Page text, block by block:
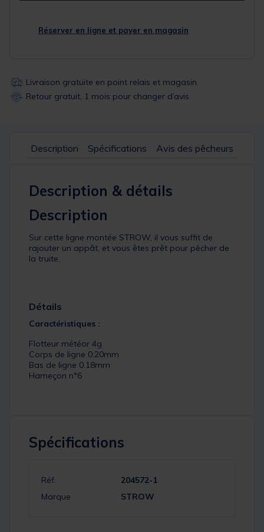
Réserver en ligne et payer en magasin
Livraison gratuite en point relais et magasin
Retour gratuit, 1 mois pour changer d’avis
Description Spécifications Avis des pêcheurs
Description & détails
Description
Sur cette ligne montée STROW, il vous suffit de
rajouter un appât, et vous êtes prêt pour pêcher de
la truite.
Détails
Caractéristiques :
Flotteur météor 4g
Corps de ligne 0.20mm
Bas de ligne 0.18mm
Hameçon n°6
Spécifications
Réf.
204572-1
Marque
STROW